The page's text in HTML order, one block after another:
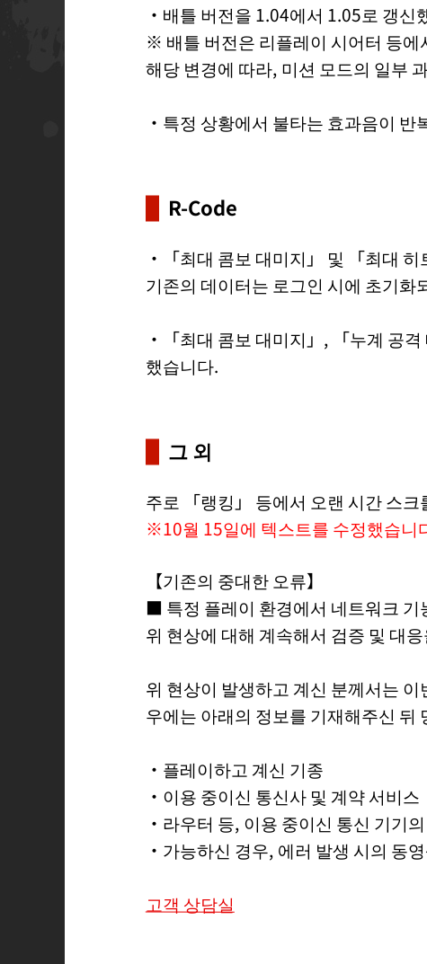
・배틀 버전을 1.04에서 1.05로 갱신
※ 배틀 버전은 리플레이 시어터 등에
해당 변경에 따라, 미션 모드의 일부
・특정 상황에서 불타는 효과음이
R-Code
・「최대 콤보 대미지」 및 「최대
기존의 데이터는 로그인 시에 초기
・「최대 콤보 대미지」, 「누계 공
했습니다.
그 외
주로 「랭킹」 등에서 오랜 시간 스
※10월 15일에 텍스트를 수정했습니
【기존의 중대한 오류】
■ 특정 플레이 환경에서 네트워크 기
위 현상에 대해 계속해서 검증 및 대
위 현상이 발생하고 계신 분께서는
우에는 아래의 정보를 기재해주신
・플레이하고 계신 기종
・이용 중이신 통신사 및 계약 서비스
・라우터 등, 이용 중이신 통신 기기
・가능하신 경우, 에러 발생 시의 동
고객 상담실